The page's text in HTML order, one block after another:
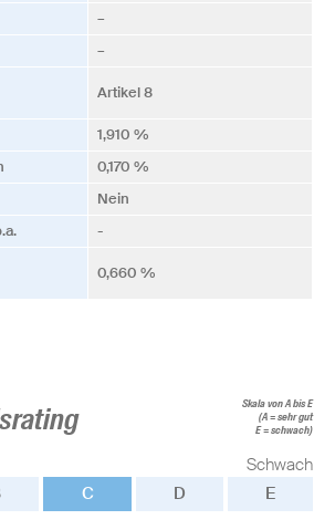
–
–
Artikel 8
1,910 %
0,170 %
Nein
-
0,660 %
Skala von A bis E
(A = sehr gut
E = schwach)
Schwach
C D E